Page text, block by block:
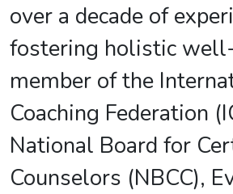
over a decade of
fostering holistic
member of the
Coaching Federation
National Board for
Counselors (NBCC),